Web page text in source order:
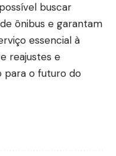
buscar
ônibus e garantam
essencial à
reajustes e
para o futuro do